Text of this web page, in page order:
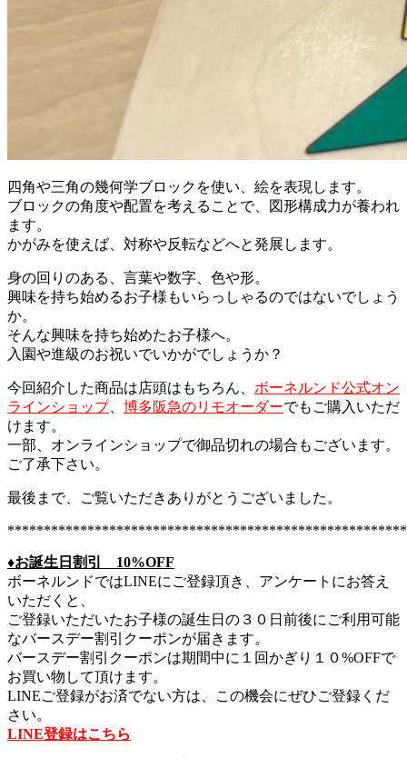
四角や三角の幾何学ブロックを使い、絵を表現します。
ブロックの角度や配置を考えることで、図形構成力が養われ
ます。
かがみを使えば、対称や反転などへと発展します。
身の回りのある、言葉や数字、色や形。
興味を持ち始めるお子様もいらっしゃるのではないでしょう
か。
そんな興味を持ち始めたお子様へ。
入園や進級のお祝いでいかがでしょうか？
今回紹介した商品は店頭はもちろん、 ボーネルンド公式オン
ラインショップ、 博多阪急のリモオーダーでもご購入いただ
けます。
一部、オンラインショップで御品切れの場合もございます。
ご了承下さい。
最後まで、ご覧いただきありがとうございました。
♦︎お誕生日割引 10%OFF
ボーネルンドではLINEにご登録頂き、アンケートにお答え
いただくと、
ご登録いただいたお子様の誕生日の３０日前後にご利用可能
なバースデー割引クーポンが届きます。
バースデー割引クーポンは期間中に１回かぎり１０%OFFで
お買い物して頂けます。
LINEご登録がお済でない方は、この機会にぜひご登録くだ
さい。
LINE登録はこちら